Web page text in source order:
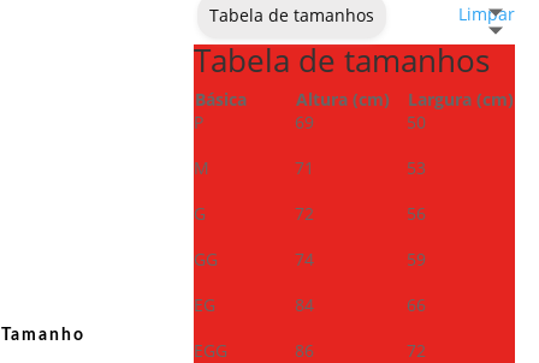
Tamanho
Limpar
Tabela de tamanhos
Tabela de tamanhos
Básica Altura (cm)
Largura (cm)
P
69
50
M
71
53
G
72
56
GG
74
59
EG
84
66
EGG
86
72